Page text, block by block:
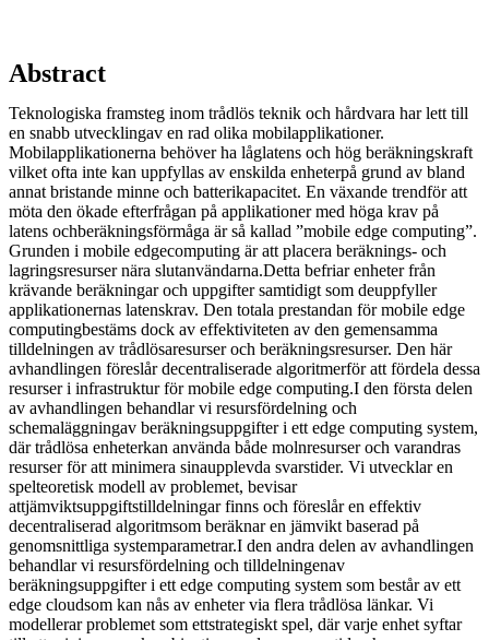
Abstract
Teknologiska framsteg inom trådlös teknik och hårdvara har lett till
en snabb utvecklingav en rad olika mobilapplikationer.
Mobilapplikationerna behöver ha låglatens och hög beräkningskraft
vilket ofta inte kan uppfyllas av enskilda enheterpå grund av bland
annat bristande minne och batterikapacitet. En växande trendför att
möta den ökade efterfrågan på applikationer med höga krav på
latens ochberäkningsförmåga är så kallad ”mobile edge computing”.
Grunden i mobile edgecomputing är att placera beräknings- och
lagringsresurser nära slutanvändarna.Detta befriar enheter från
krävande beräkningar och uppgifter samtidigt som deuppfyller
applikationernas latenskrav. Den totala prestandan för mobile edge
computingbestäms dock av effektiviteten av den gemensamma
tilldelningen av trådlösaresurser och beräkningsresurser. Den här
avhandlingen föreslår decentraliserade algoritmerför att fördela dessa
resurser i infrastruktur för mobile edge computing.I den första delen
av avhandlingen behandlar vi resursfördelning och
schemaläggningav beräkningsuppgifter i ett edge computing system,
där trådlösa enheterkan använda både molnresurser och varandras
resurser för att minimera sinaupplevda svarstider. Vi utvecklar en
spelteoretisk modell av problemet, bevisar
attjämviktsuppgiftstilldelningar finns och föreslår en effektiv
decentraliserad algoritmsom beräknar en jämvikt baserad på
genomsnittliga systemparametrar.I den andra delen av avhandlingen
behandlar vi resursfördelning och tilldelningenav
beräkningsuppgifter i ett edge computing system som består av ett
edge cloudsom kan nås av enheter via flera trådlösa länkar. Vi
modellerar problemet som ettstrategiskt spel, där varje enhet syftar